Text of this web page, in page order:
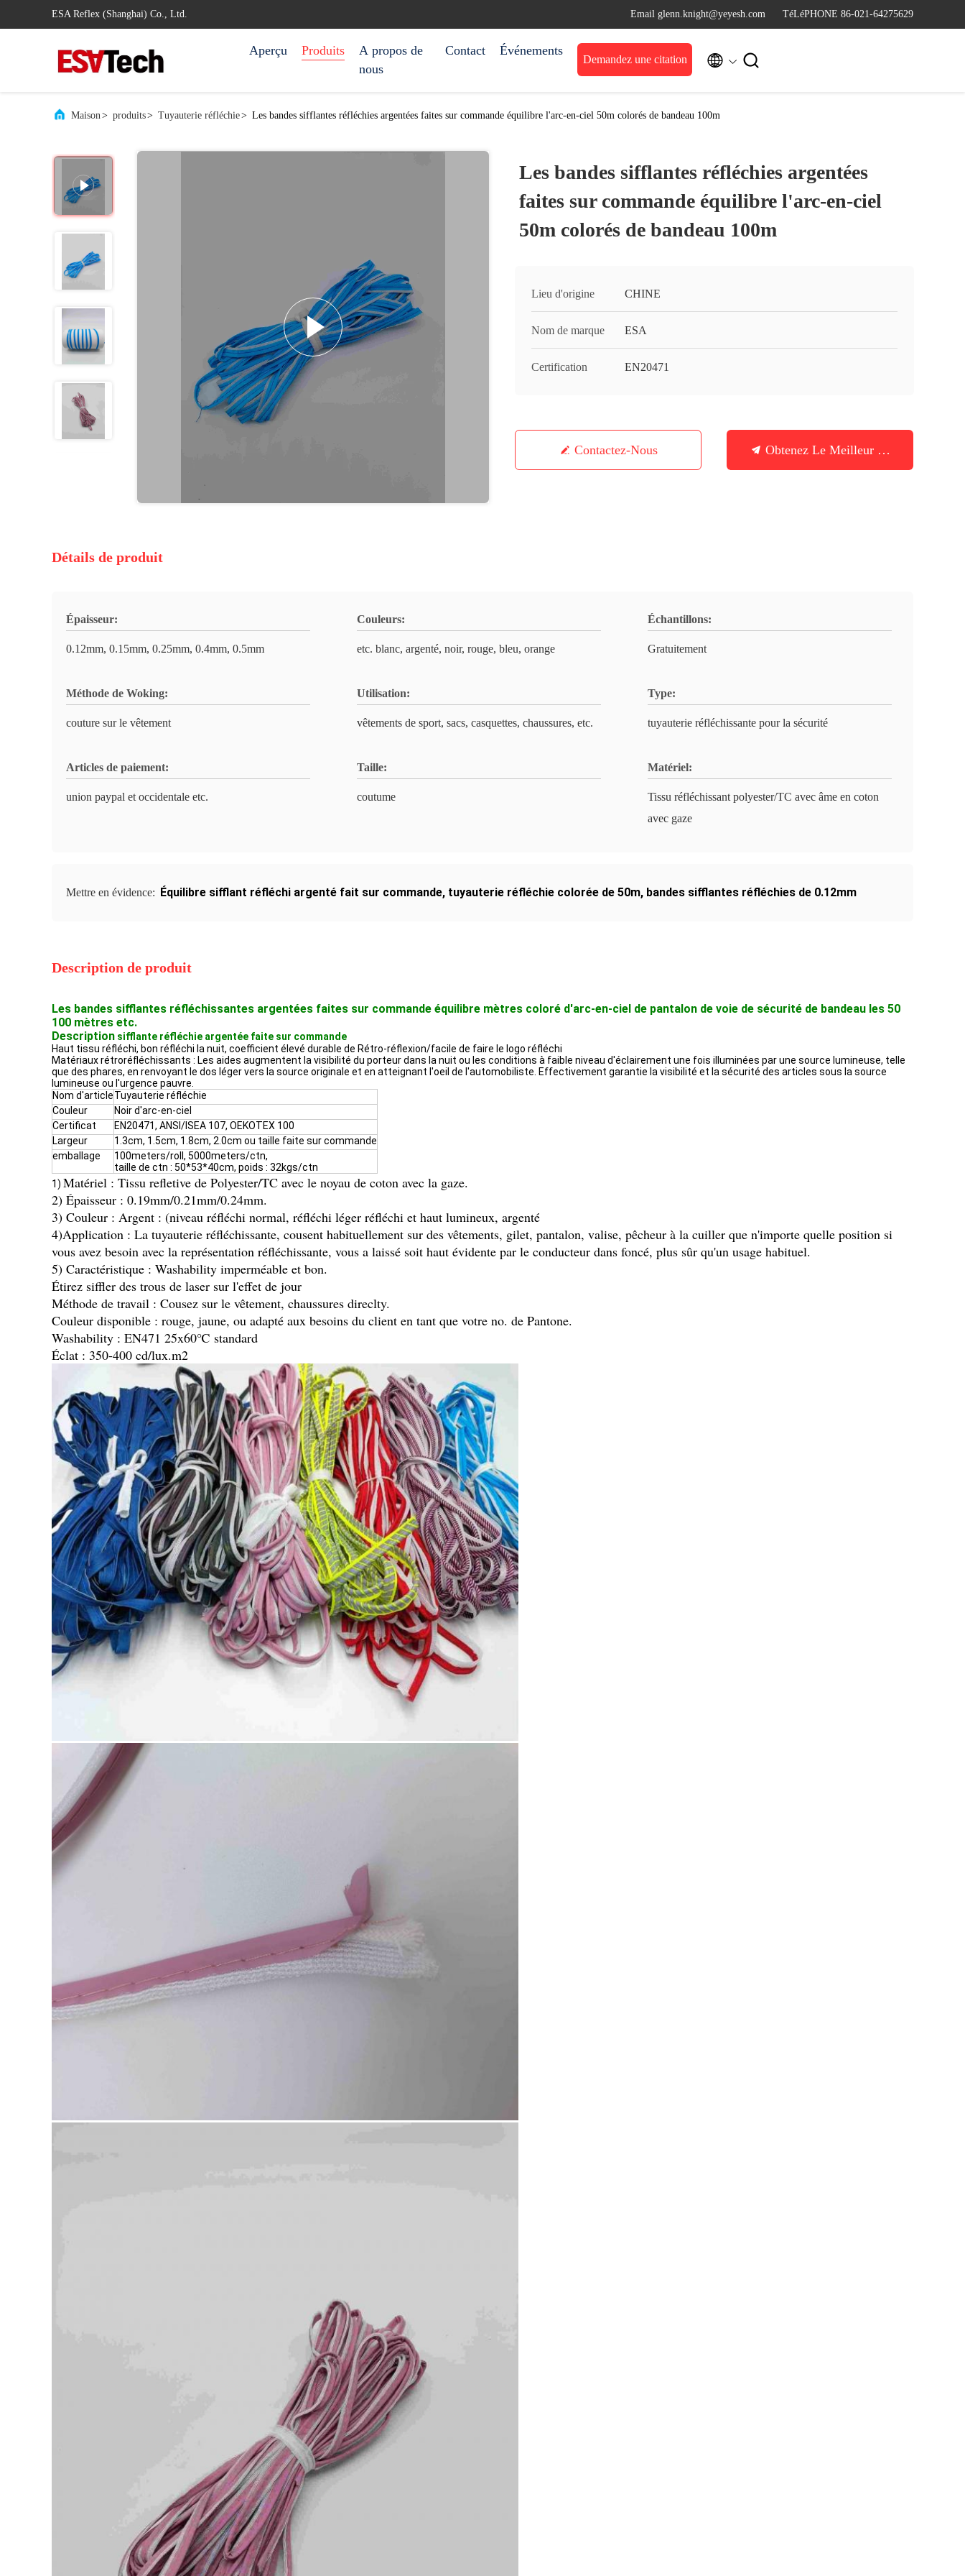
ESA Reflex (Shanghai) Co., Ltd. Email glenn.knight@yeyesh.com TéLéPHONE 86-021-64275629
Aperçu Produits
A propos de
nous
Contact Événements
Demandez une citation  
Maison> produits> Tuyauterie réfléchie> Les bandes sifflantes réfléchies argentées faites sur commande équilibre l'arc-en-ciel 50m colorés de bandeau 100m
Les bandes sifflantes réfléchies argentées
faites sur commande équilibre l'arc-en-ciel
50m colorés de bandeau 100m
Lieu d'origine CHINE
Nom de marque ESA
Certification EN20471
Contactez-Nous Obtenez Le Meilleur Prix
Détails de produit
Épaisseur:
0.12mm, 0.15mm, 0.25mm, 0.4mm, 0.5mm
Couleurs:
etc. blanc, argenté, noir, rouge, bleu, orange
Échantillons:
Gratuitement
Méthode de Woking:
couture sur le vêtement
Utilisation:
vêtements de sport, sacs, casquettes, chaussures, etc.
Type:
tuyauterie réfléchissante pour la sécurité
Articles de paiement:
union paypal et occidentale etc.
Taille:
coutume
Matériel:
Tissu réfléchissant polyester/TC avec âme en coton
avec gaze
Mettre en évidence: Équilibre sifflant réfléchi argenté fait sur commande, tuyauterie réfléchie colorée de 50m, bandes sifflantes réfléchies de 0.12mm
Description de produit
Les bandes sifflantes réfléchissantes argentées faites sur commande équilibre mètres coloré d'arc-en-ciel de pantalon de voie de sécurité de bandeau les 50
100 mètres etc.
Description sifflante réfléchie argentée faite sur commande
Haut tissu réfléchi, bon réfléchi la nuit, coefficient élevé durable de Rétro-réflexion/facile de faire le logo réfléchi
Matériaux rétroréfléchissants : Les aides augmentent la visibilité du porteur dans la nuit ou les conditions à faible niveau d'éclairement une fois illuminées par une source lumineuse, telle
que des phares, en renvoyant le dos léger vers la source originale et en atteignant l'oeil de l'automobiliste. Effectivement garantie la visibilité et la sécurité des articles sous la source
lumineuse ou l'urgence pauvre.
Nom d'articleTuyauterie réfléchie
Couleur
Noir d'arc-en-ciel
Certificat
EN20471, ANSI/ISEA 107, OEKOTEX 100
Largeur
1.3cm, 1.5cm, 1.8cm, 2.0cm ou taille faite sur commande
emballage
100meters/roll, 5000meters/ctn,
taille de ctn : 50*53*40cm, poids : 32kgs/ctn
1) Matériel : Tissu refletive de Polyester/TC avec le noyau de coton avec la gaze.
2) Épaisseur : 0.19mm/0.21mm/0.24mm.
3) Couleur : Argent : (niveau réfléchi normal, réfléchi léger réfléchi et haut lumineux, argenté
4)Application : La tuyauterie réfléchissante, cousent habituellement sur des vêtements, gilet, pantalon, valise, pêcheur à la cuiller que n'importe quelle position si
vous avez besoin avec la représentation réfléchissante, vous a laissé soit haut évidente par le conducteur dans foncé, plus sûr qu'un usage habituel.
5) Caractéristique : Washability imperméable et bon.
Étirez siffler des trous de laser sur l'effet de jour
Méthode de travail : Cousez sur le vêtement, chaussures direclty.
Couleur disponible : rouge, jaune, ou adapté aux besoins du client en tant que votre no. de Pantone.
Washability : EN471 25x60℃ standard
Éclat : 350-400 cd/lux.m2